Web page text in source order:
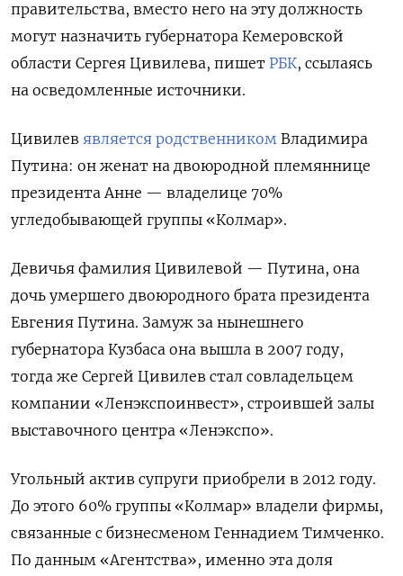
правительства, вместо него на эту должность
могут назначить губернатора Кемеровской
области Сергея Цивилева, пишет РБК, ссылаясь
на осведомленные источники.
Цивилев является родственником Владимира
Путина: он женат на двоюродной племяннице
президента Анне — владелице 70%
угледобывающей группы «Колмар».
Девичья фамилия Цивилевой — Путина, она
дочь умершего двоюродного брата президента
Евгения Путина. Замуж за нынешнего
губернатора Кузбаса она вышла в 2007 году,
тогда же Сергей Цивилев стал совладельцем
компании «Ленэкспоинвест», строившей залы
выставочного центра «Ленэкспо».
Угольный актив супруги приобрели в 2012 году.
До этого 60% группы «Колмар» владели фирмы,
связанные с бизнесменом Геннадием Тимченко.
По данным «Агентства», именно эта доля